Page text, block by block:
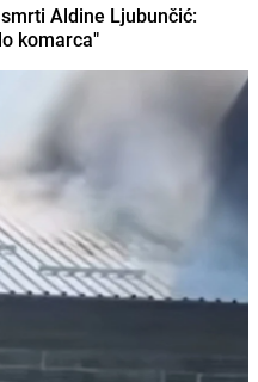
Aldine Ljubunčić:
komarca"